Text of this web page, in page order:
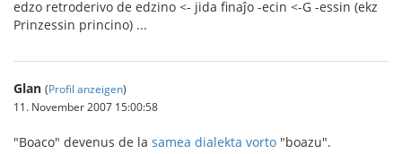
edzo retroderivo de edzino <- jida finaĵo -ecin <-G -essin (ekz
Prinzessin princino) ...
Glan (Profil anzeigen)
11. November 2007 15:00:58
"Boaco" devenus de la samea dialekta vorto "boazu".